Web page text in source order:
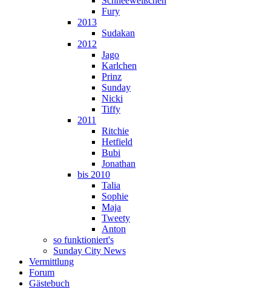
Fury
2013
Sudakan
2012
Jago
Karlchen
Prinz
Sunday
Nicki
Tiffy
2011
Ritchie
Hetfield
Bubi
Jonathan
bis 2010
Talia
Sophie
Maja
Tweety
Anton
so funktioniert's
Sunday City News
Vermittlung
Forum
Gästebuch